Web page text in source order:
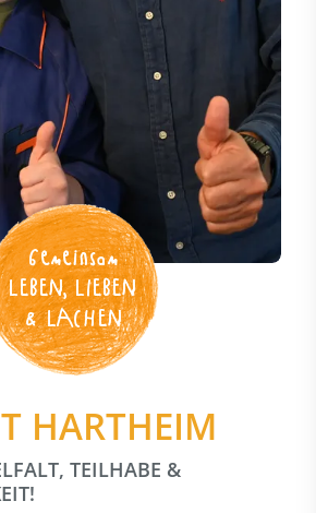
Gemeinsam
LEBEN, LIEBEN
& LACHEN
HARTHEIM
TEILHABE &